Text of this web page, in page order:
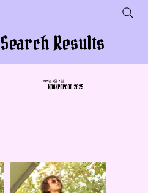
Search Results
KNOXPOPCON 2025
2025년 6월 7일